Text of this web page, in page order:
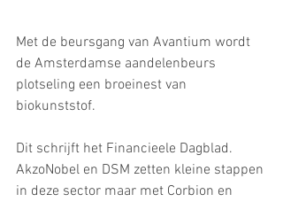
Met de beursgang van Avantium wordt
de Amsterdamse aandelenbeurs
plotseling een broeinest van
biokunststof.
Dit schrijft het Financieele Dagblad.
AkzoNobel en DSM zetten kleine stappen
in deze sector maar met Corbion en